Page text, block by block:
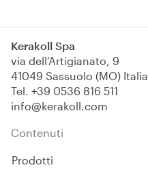
Kerakoll Spa
via dell’Artigianato, 9
41049 Sassuolo (MO) Italia
Tel. +39 0536 816 511
info@kerakoll.com
Contenuti
Prodotti